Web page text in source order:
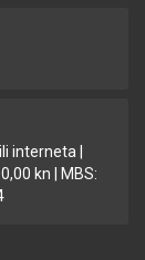
interneta |
kn | MBS: